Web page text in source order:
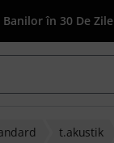
în 30 De Zile
t.akustik